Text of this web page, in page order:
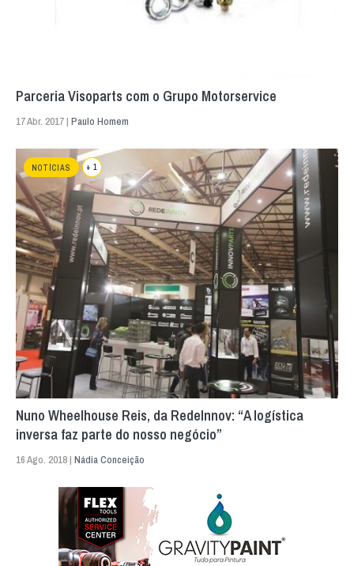
Parceria Visoparts com o Grupo Motorservice
17 Abr. 2017 | Paulo Homem
NOTÍCIAS + 1
Nuno Wheelhouse Reis, da RedeInnov: “A logística
inversa faz parte do nosso negócio”
16 Ago. 2018 | Nádia Conceição